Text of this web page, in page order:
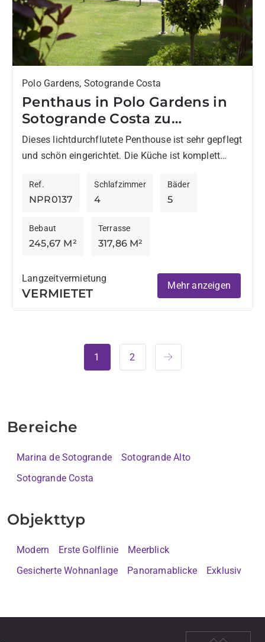
Polo Gardens, Sotogrande Costa
Penthaus in Polo Gardens in
Sotogrande Costa zu
vermieten
Dieses lichtdurchflutete Penthouse ist sehr gepflegt
und schön eingerichtet. Die Küche ist komplett
separater Hauswirtschaftsraum mit
Waschmaschine,...
NPR0137
Ref.
4
Schlafzimmer
5
Bäder
245,67 M²
Bebaut
317,86 M²
Terrasse
Langzeitvermietung
VERMIETET
Mehr anzeigen
1 2
Bereiche
Marina de Sotogrande
Sotogrande Alto
Sotogrande Costa
Objekttyp
Modern Erste Golflinie
Meerblick
Gesicherte Wohnanlage
Panoramablicke Exklusiv